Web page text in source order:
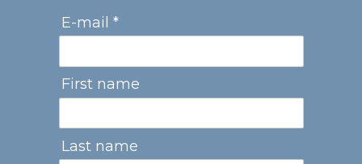
E-mail *
First name
Last name